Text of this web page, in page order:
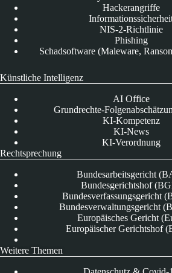
Hackerangriffe
NIS-2-Richtlinie
Phishing
Schadsoftware (Maleware,
Künstliche Intelligenz
AI Office
Grundrechte-
KI-Kompetenz
KI-News
KI-Verordnung
Rechtsprechung
Bundesarbeitsgericht
Bundesgerichtshof
Bundesverfassungsgericht
Bundesverwaltungsgericht
Europäisches Gericht
Europäischer Gerichtshof
Weitere Themen